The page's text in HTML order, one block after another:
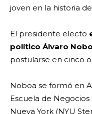
joven en la historia
El presidente electo
político Álvaro
postularse en cinco
Noboa se formó en
Escuela de
Nueva York (NYU